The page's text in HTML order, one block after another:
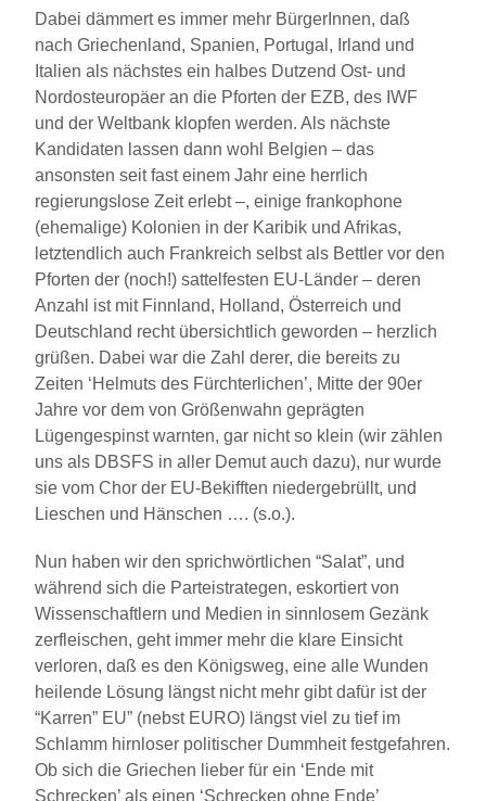
Dabei dämmert es immer mehr BürgerInnen, daß
nach Griechenland, Spanien, Portugal, Irland und
Italien als nächstes ein halbes Dutzend Ost- und
Nordosteuropäer an die Pforten der EZB, des IWF
und der Weltbank klopfen werden. Als nächste
Kandidaten lassen dann wohl Belgien – das
ansonsten seit fast einem Jahr eine herrlich
regierungslose Zeit erlebt –, einige frankophone
(ehemalige) Kolonien in der Karibik und Afrikas,
letztendlich auch Frankreich selbst als Bettler vor den
Pforten der (noch!) sattelfesten EU-Länder – deren
Anzahl ist mit Finnland, Holland, Österreich und
Deutschland recht übersichtlich geworden – herzlich
grüßen. Dabei war die Zahl derer, die bereits zu
Zeiten ‘Helmuts des Fürchterlichen’, Mitte der 90er
Jahre vor dem von Größenwahn geprägten
Lügengespinst warnten, gar nicht so klein (wir zählen
uns als DBSFS in aller Demut auch dazu), nur wurde
sie vom Chor der EU-Bekifften niedergebrüllt, und
Lieschen und Hänschen …. (s.o.).
Nun haben wir den sprichwörtlichen “Salat”, und
während sich die Parteistrategen, eskortiert von
Wissenschaftlern und Medien in sinnlosem Gezänk
zerfleischen, geht immer mehr die klare Einsicht
verloren, daß es den Königsweg, eine alle Wunden
heilende Lösung längst nicht mehr gibt dafür ist der
“Karren” EU” (nebst EURO) längst viel zu tief im
Schlamm hirnloser politischer Dummheit festgefahren.
Ob sich die Griechen lieber für ein ‘Ende mit
Schrecken’ als einen ‘Schrecken ohne Ende’